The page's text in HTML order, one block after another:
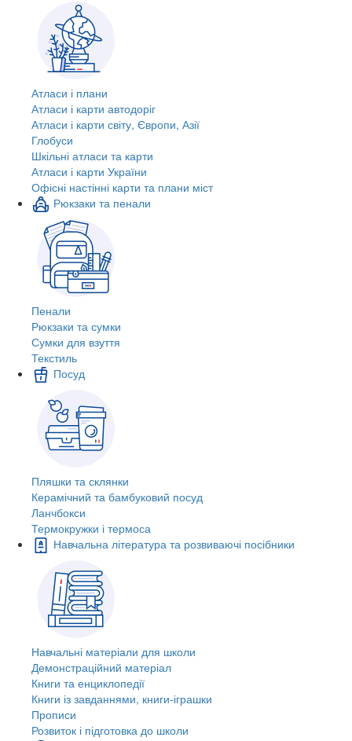
Атласи і плани
Атласи і карти автодоріг
Атласи і карти світу, Європи, Азії
Глобуси
Шкільні атласи та карти
Атласи і карти України
Офісні настінні карти та плани міст
Рюкзаки та пенали
Пенали
Рюкзаки та сумки
Сумки для взуття
Текстиль
Посуд
Пляшки та склянки
Керамічний та бамбуковий посуд
Ланчбокси
Термокружки і термоса
Навчальна література та розвиваючі посібники
Навчальні матеріали для школи
Демонстраційний матеріал
Книги та енциклопедії
Книги із завданнями, книги-іграшки
Прописи
Розвиток і підготовка до школи